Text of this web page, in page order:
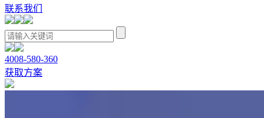
联系我们
4008-580-360
获取方案